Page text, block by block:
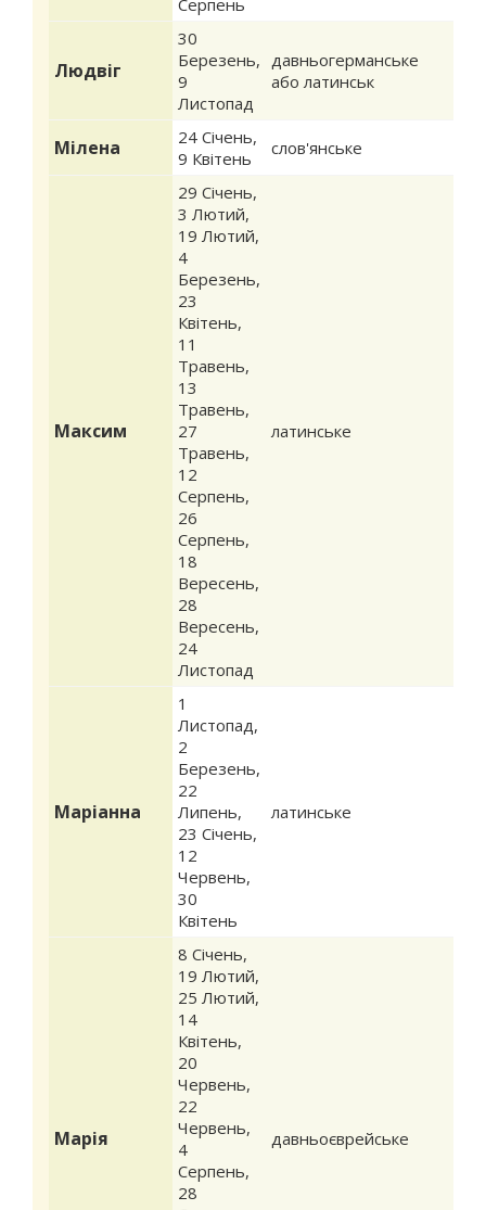
Людвіг
30
Березень,
9
Листопад
давньогерманське
або латинськ
Мілена 24 Січень,
9 Квітень
слов'янське
Максим
29 Січень,
3 Лютий,
19 Лютий,
4
Березень,
23
Квітень,
11
Травень,
13
Травень,
27
Травень,
12
Серпень,
26
Серпень,
18
Вересень,
28
Вересень,
24
Листопад
латинське
Маріанна
1
Листопад,
2
Березень,
22
Липень,
23 Січень,
12
Червень,
30
Квітень
латинське
Марія
8 Січень,
19 Лютий,
25 Лютий,
14
Квітень,
20
Червень,
22
Червень,
4
Серпень,
28
давньоєврейське